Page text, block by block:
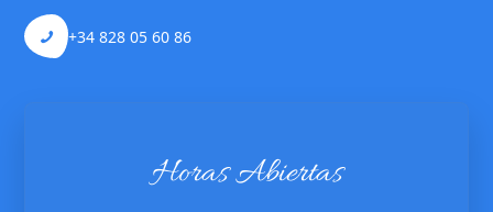
+34 828 05 60 86
Horas Abiertas